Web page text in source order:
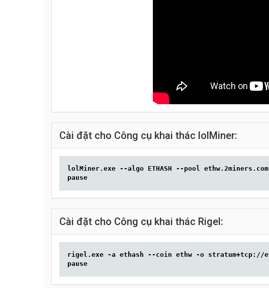
Cài đặt cho Công cụ khai thác lolMiner:
lolMiner.exe --algo ETHASH --pool
pause
Cài đặt cho Công cụ khai thác Rigel:
rigel.exe -a ethash --coin ethw -o stratum+tcp://
pause